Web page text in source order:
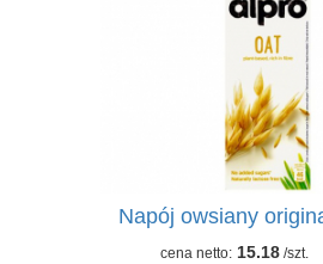
Napój owsiany
cena netto: 15.18/szt.